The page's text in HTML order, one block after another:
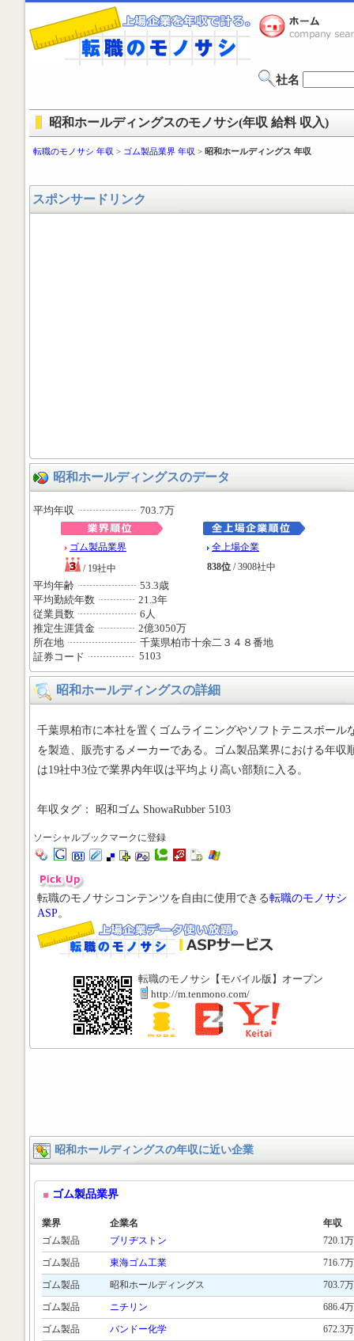
社名
昭和ホールディングスのモノサシ(年収 給料 収入)
転職のモノサシ 年収 > ゴム製品業界 年収 > 昭和ホールディングス 年収
スポンサードリンク
昭和ホールディングスのデータ
平均年収 703.7万
ゴム製品業界
/ 19社中
全上場企業
838位 / 3908社中
平均年齢
53.3歳
平均勤続年数
21.3年
従業員数
6人
推定生涯賃金
2億3050万
所在地
千葉県柏市十余二３４８番地
証券コード
5103
昭和ホールディングスの詳細
千葉県柏市に本社を置くゴムライニングやソフトテニスボール
を製造、販売するメーカーである。ゴム製品業界における年収
は19社中3位で業界内年収は平均より高い部類に入る。
年収タグ： 昭和ゴム ShowaRubber 5103
ソーシャルブックマークに登録
転職のモノサシコンテンツを自由に使用できる転職のモノサシ
ASP。
転職のモノサシ【モバイル版】オープン
http://m.tenmono.com/
昭和ホールディングスの年収に近い企業
ゴム製品業界
業界 企業名
年収
ゴム製品
ブリヂストン
720.1万
ゴム製品
東海ゴム工業
716.7万
ゴム製品
昭和ホールディングス
703.7万
ゴム製品
ニチリン
686.4万
ゴム製品
バンドー化学
672.3万